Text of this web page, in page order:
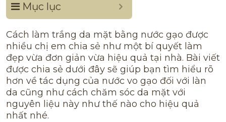
Mục lục
Cách làm trắng da mặt bằng nước gạo được
nhiều chị em chia sẻ như một bí quyết làm
đẹp vừa đơn giản vừa hiệu quả tại nhà. Bài viết
được chia sẻ dưới đây sẽ giúp bạn tìm hiểu rõ
hơn về tác dụng của nước vo gạo đối với làn
da cũng như cách chăm sóc da mặt với
nguyên liệu này như thế nào cho hiệu quả
nhất nhé.